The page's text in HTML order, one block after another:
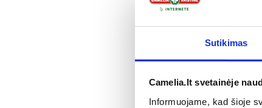
Sutikimas
Camelia.lt svetainėje
Informuojame, kad šioje
-10%